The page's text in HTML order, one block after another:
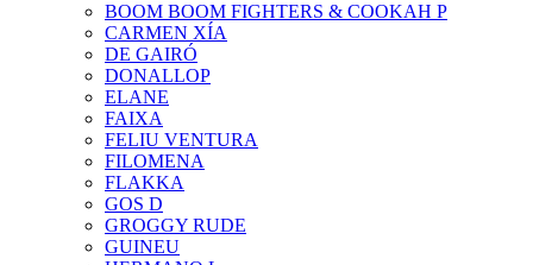
BOOM BOOM FIGHTERS & COOKAH P
CARMEN XÍA
DE GAIRÓ
DONALLOP
ELANE
FAIXA
FELIU VENTURA
FILOMENA
FLAKKA
GOS D
GROGGY RUDE
GUINEU